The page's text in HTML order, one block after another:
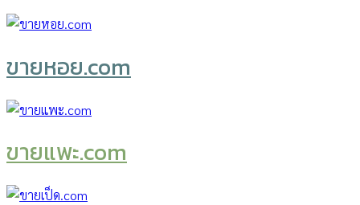
ขายหอย.com
ขายแพะ.com